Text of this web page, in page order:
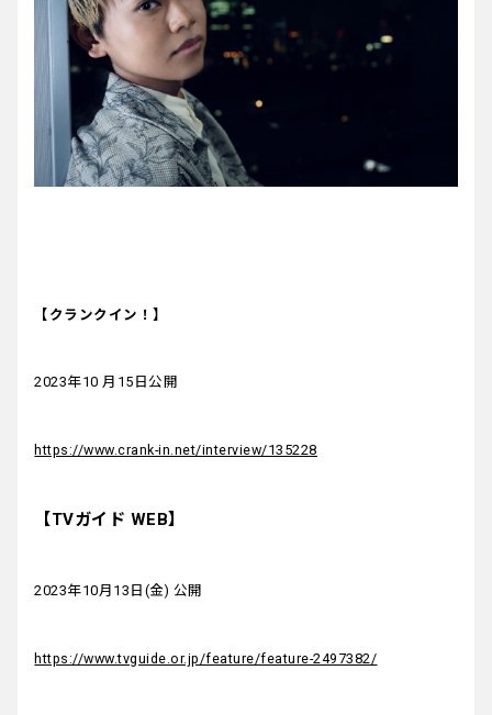
【クランクイン！】
2023年10 月15日公開
https://www.crank-in.net/interview/135228
【TVガイド WEB】
2023年10月13日(金) 公開
https://www.tvguide.or.jp/feature/feature-2497382/